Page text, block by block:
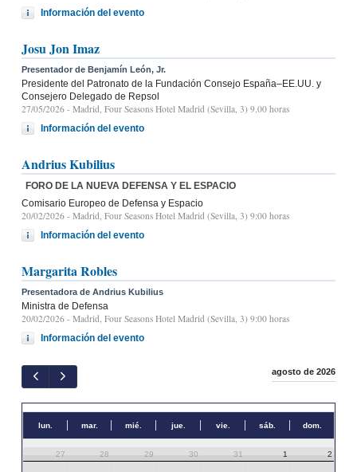
Información del evento
Josu Jon Imaz
Presentador de Benjamín León, Jr.
Presidente del Patronato de la Fundación Consejo España–EE.UU. y
Consejero Delegado de Repsol
27/05/2026 - Madrid, Four Seasons Hotel Madrid (Sevilla, 3) 9.00 horas
Información del evento
Andrius Kubilius
FORO DE LA NUEVA DEFENSA Y EL ESPACIO
Comisario Europeo de Defensa y Espacio
20/02/2026 - Madrid, Four Seasons Hotel Madrid (Sevilla, 3) 9:00 horas
Información del evento
Margarita Robles
Presentadora de Andrius Kubilius
Ministra de Defensa
20/02/2026 - Madrid, Four Seasons Hotel Madrid (Sevilla, 3) 9:00 horas
Información del evento
agosto de 2026
lun. mar. mié. jue. vie. sáb. dom.
27 28 29 30 31 1 2